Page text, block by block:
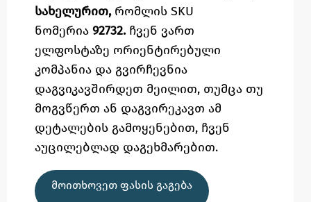
სახელურით, რომლის SKU
ნომერია 92732. ჩვენ ვართ
ელფოსტაზე ორიენტირებული
კომპანია და გვირჩევნია
დაგვიკავშირდეთ მეილით, თუმცა თუ
მოგვწერთ ან დაგვირეკავთ ამ
დეტალების გამოყენებით, ჩვენ
აუცილებლად დაგეხმარებით.
ᲛᲝᲘᲗᲮᲝᲕᲔᲗ ᲤᲐᲡᲘᲡ ᲒᲐᲒᲔᲑᲐ